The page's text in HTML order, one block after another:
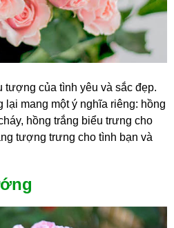
của tình yêu và sắc đẹp.
lại mang một ý nghĩa riêng: hồng
hồng trắng biểu trưng cho
tượng trưng cho tình bạn và